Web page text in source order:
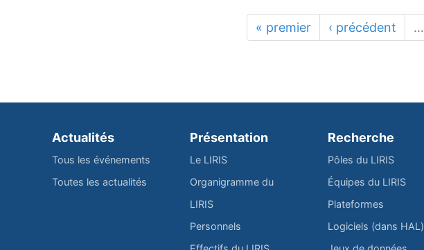
« premier ‹ précédent …
Actualités
Tous les événements
Toutes les actualités
Présentation
Le LIRIS
Organigramme du
LIRIS
Personnels
Recherche
Pôles du LIRIS
Équipes du LIRIS
Plateformes
Logiciels (dans HAL)